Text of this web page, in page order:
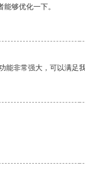
够优化一下。
非常强大，可以满足